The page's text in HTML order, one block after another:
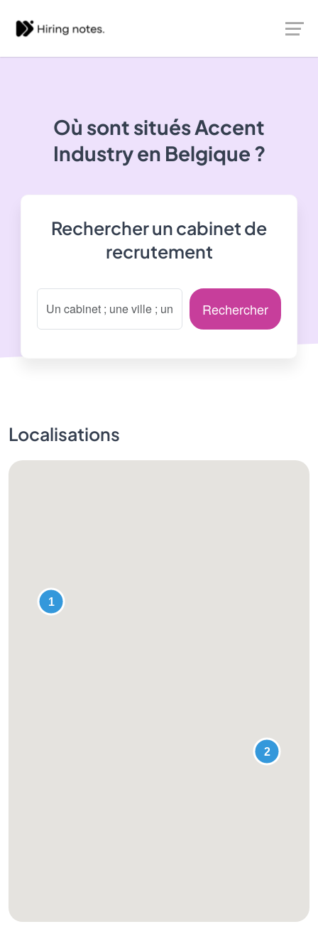
Où sont situésAccent
Industryen Belgique ?
Rechercher un cabinet de
recrutement
Rechercher
Localisations